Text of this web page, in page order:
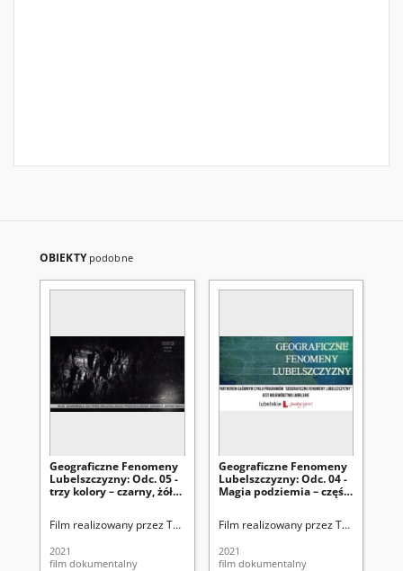
OBIEKTY podobne
Geograficzne Fenomeny
Lubelszczyzny: Odc. 05 -
trzy kolory – czarny, żółty
węgiel kamienny
Film realizowany przez TVP3 Lublin we współpracy z naukowcami
2021
film dokumentalny
Geograficzne Fenomeny
Lubelszczyzny: Odc. 04 -
Magia podziemia – część
Film realizowany przez TVP3 Lublin
2021
film dokumentalny